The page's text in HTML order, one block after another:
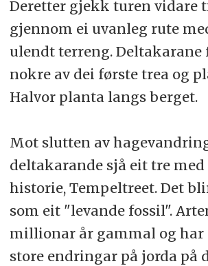
Deretter gjekk turen vidare
gjennom ei uvanleg rute
ulendt terreng. Deltakarane
nokre av dei første trea og
Halvor planta langs berget.
Mot slutten av
deltakarande sjå eit tre med
historie, Tempeltreet. Det
som eit "levande fossil".
millionar år gammal og har
store endringar på jorda på